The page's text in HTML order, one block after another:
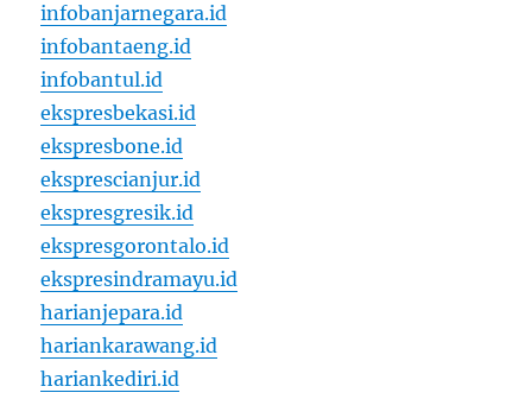
infobanjarnegara.id
infobantaeng.id
infobantul.id
ekspresbekasi.id
ekspresbone.id
eksprescianjur.id
ekspresgresik.id
ekspresgorontalo.id
ekspresindramayu.id
harianjepara.id
hariankarawang.id
hariankediri.id